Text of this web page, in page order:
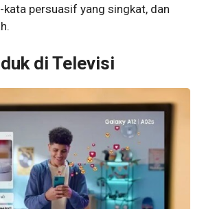
kata persuasif yang singkat, dan
di Televisi